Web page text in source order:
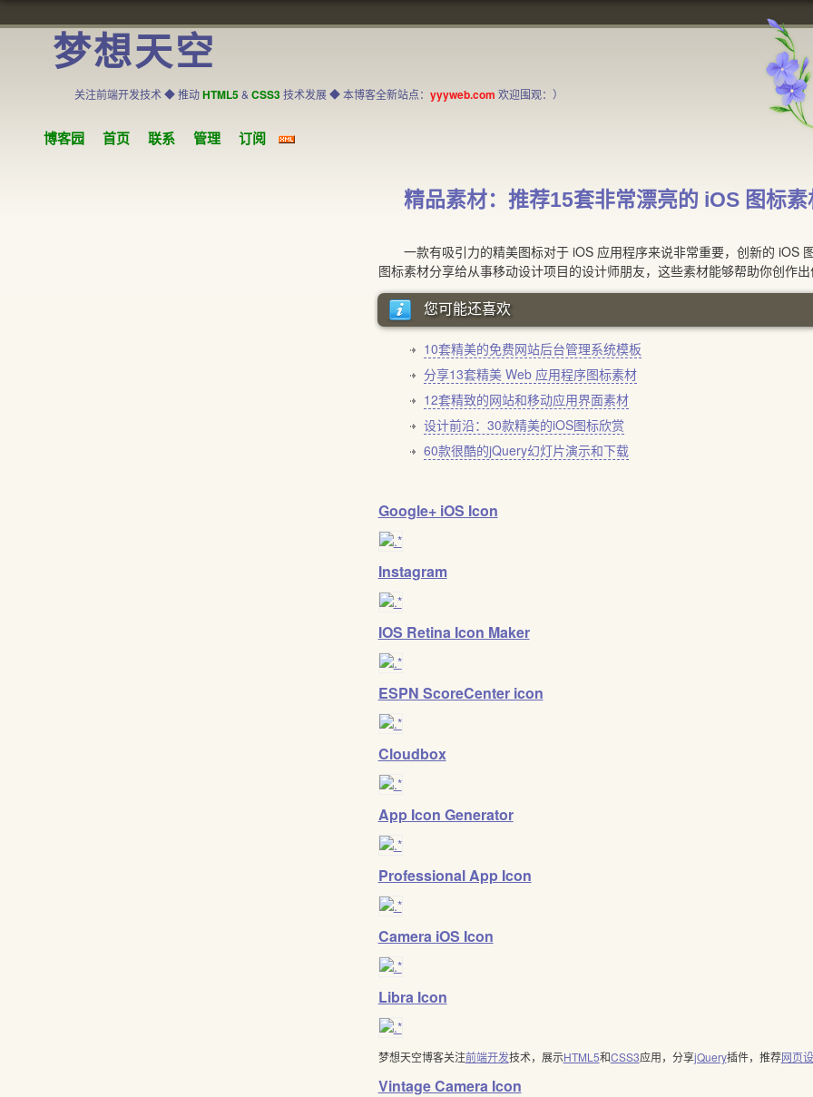
梦想天空
关注前端开发技术 ◆ 推动HTML5& CSS3技术发展 ◆ 本博客全新站点： yyyweb.com 欢迎围观：）
博客园 首页 联系 管理 订阅
精品素材：推荐15套非常漂亮的 iOS 图标素
一款有吸引力的精美图标对于 iOS 应用程序来说非常重要，创新的 iOS
图标素材分享给从事移动设计项目的设计师朋友，这些素材能够帮助你创作出
您可能还喜欢
10套精美的免费网站后台管理系统模板
分享13套精美 Web 应用程序图标素材
12套精致的网站和移动应用界面素材
设计前沿：30款精美的iOS图标欣赏
60款很酷的jQuery幻灯片演示和下载
Google+ iOS Icon
Instagram
IOS Retina Icon Maker
ESPN ScoreCenter icon
Cloudbox
App Icon Generator
Professional App Icon
Camera iOS Icon
Libra Icon
梦想天空博客关注前端开发技术，展示HTML5和CSS3应用，分享jQuery插件，推荐网页
Vintage Camera Icon